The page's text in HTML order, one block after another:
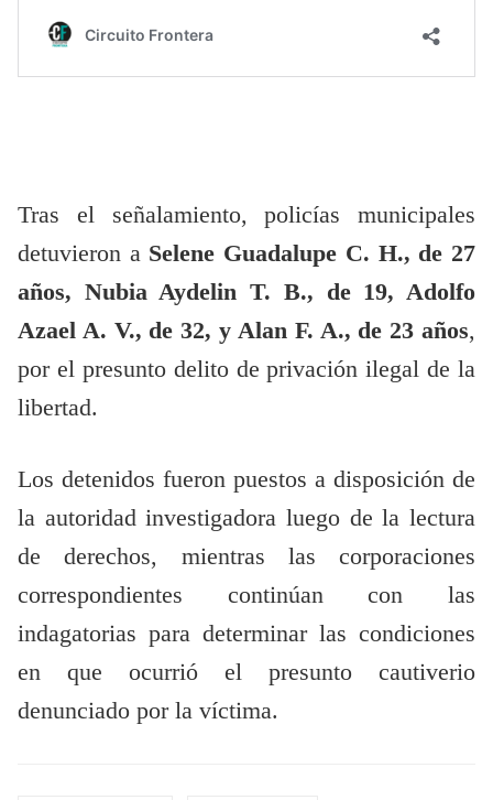
Tras el señalamiento, policías municipales
detuvieron a Selene Guadalupe C. H., de 27
años, Nubia Aydelin T. B., de 19, Adolfo
Azael A. V., de 32, y Alan F. A., de 23 años,
por el presunto delito de privación ilegal de la
libertad.
Los detenidos fueron puestos a disposición de
la autoridad investigadora luego de la lectura
de derechos, mientras las corporaciones
correspondientes continúan con las
indagatorias para determinar las condiciones
en que ocurrió el presunto cautiverio
denunciado por la víctima.